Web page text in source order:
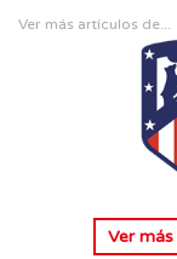
Ver más artículos de...
Ver más